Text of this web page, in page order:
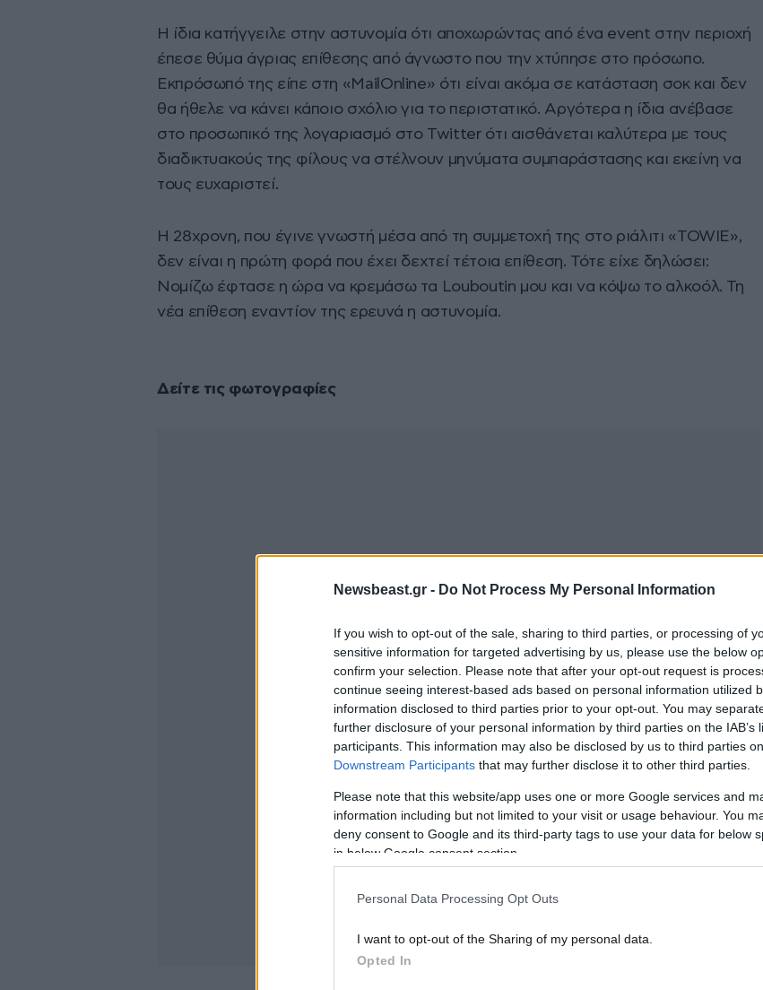
Newsbeast.gr - Do Not Process My Personal Information
If you wish to opt-out of the sale, sharing to third parties, or processing of
sensitive information for targeted advertising by us, please use the below
confirm your selection. Please note that after your opt-out request is
continue seeing interest-based ads based on personal information utilized
information disclosed to third parties prior to your opt-out. You may
further disclosure of your personal information by third parties on the IAB’s
participants. This information may also be disclosed by us to third parties
Downstream Participants that may further disclose it to other third parties.
Please note that this website/app uses one or more Google services and
information including but not limited to your visit or usage behaviour. You
deny consent to Google and its third-party tags to use your data for below
in below Google consent section.
Personal Data Processing Opt Outs
I want to opt-out of the Sharing of my personal data.
Opted In
Η ίδια κατήγγειλε στην αστυνομία ότι αποχωρώντας από ένα event στην περιοχή
έπεσε θύμα άγριας επίθεσης από άγνωστο που την χτύπησε στο πρόσωπο.
Εκπρόσωπό της είπε στη «MailOnline» ότι είναι ακόμα σε κατάσταση σοκ και δεν
θα ήθελε να κάνει κάποιο σχόλιο για το περιστατικό. Αργότερα η ίδια ανέβασε
στο προσωπικό της λογαριασμό στο Twitter ότι αισθάνεται καλύτερα με τους
διαδικτυακούς της φίλους να στέλνουν μηνύματα συμπαράστασης και εκείνη να
τους ευχαριστεί.
Η 28χρονη, που έγινε γνωστή μέσα από τη συμμετοχή της στο ριάλιτι «TOWIE»,
δεν είναι η πρώτη φορά που έχει δεχτεί τέτοια επίθεση. Τότε είχε δηλώσει:
Νομίζω έφτασε η ώρα να κρεμάσω τα Louboutin μου και να κόψω το αλκοόλ. Τη
νέα επίθεση εναντίον της ερευνά η αστυνομία.
Δείτε τις φωτογραφίες